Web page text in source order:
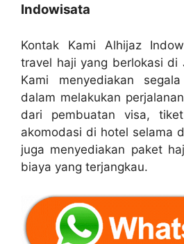
Indowisata
Kontak Kami Alhijaz
travel haji yang berlokasi di
Kami menyediakan
dalam melakukan
dari pembuatan visa,
akomodasi di hotel selama
juga menyediakan paket
biaya yang terjangkau.